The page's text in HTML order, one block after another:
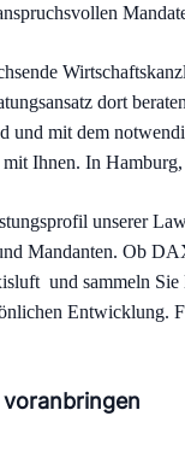
dort
und mit dem
Ihnen. In Hamburg,
unserer
Mandanten. Ob
und sammeln
Entwicklung.